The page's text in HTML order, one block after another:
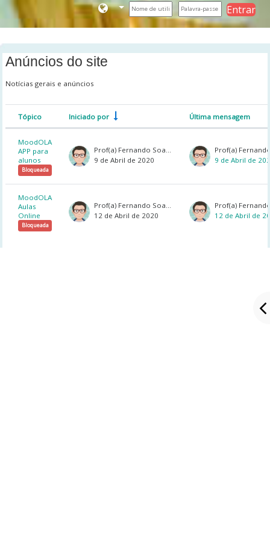
Ir para o conteúdo principal
Entrar
Anúncios do site
Notícias gerais e anúncios
Lista de tópicos. A mostrar 2 de 2
Estado
Tópico Iniciado por Última mensagem
MoodOLA
APP para
alunos
Bloqueada
Prof(a) Fernando Soares
9 de Abril de 2020
9 de Abril de
MoodOLA
Aulas
Online
Bloqueada
Prof(a) Fernando Soares
12 de Abril de 2020
12 de Abril de